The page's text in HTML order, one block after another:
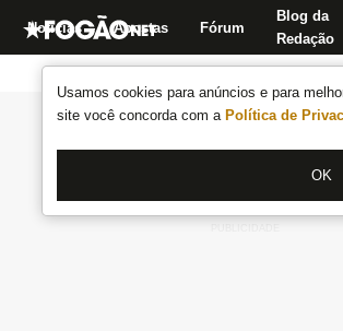
Usamos cookies para anúncios e para
site você concorda com a Política de
OK
Notícias Apostas Fórum
Blog da
Redação